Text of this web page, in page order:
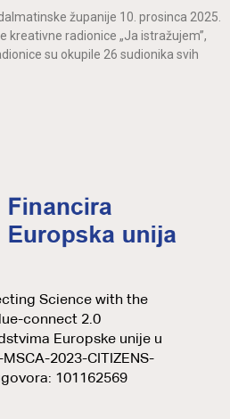
županije 10. prosinca 2025.
kreativne radionice „Ja istražujem”,
su okupile 26 sudionika svih
Science with the
connect 2.0
Europske unije u
2023-CITIZENS-
101162569